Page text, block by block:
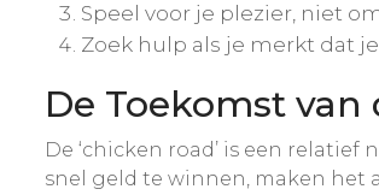
Speel voor je plezier, niet
Zoek hulp als je merkt dat
De Toekomst
De ‘chicken road’ is een
snel geld te winnen, maken het